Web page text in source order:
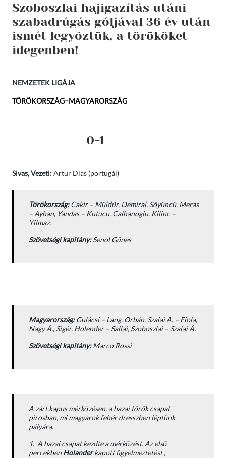
Szoboszlai hajigazítás utáni
szabadrúgás góljával 36 év után
ismét legyőztük, a törököket
idegenben!
NEMZETEK LIGÁJA
TÖRÖKORSZÁG–MAGYARORSZÁG
0-1
Sivas,Vezeti:Artur Dias (portugál)
Törökország:Cakir – Müldür, Demiral, Söyüncü, Meras
– Ayhan, Yandas – Kutucu, Calhanoglu, Kilinc –
Yilmaz.
Szövetségi kapitány:Senol Günes
Magyarország:Gulácsi – Lang, Orbán, Szalai A. – Fiola,
Nagy Á., Sigér, Holender – Sallai, Szoboszlai – Szalai Á.
Szövetségi kapitány:Marco Rossi
A zárt kapus mérkőzésen, a hazai török csapat
pirosban, mi magyarok fehér dresszben léptünk
pályára.
1. A hazai csapat kezdte a mérkőzést. Az első
percekbenHolanderkapott figyelmeztetést ,